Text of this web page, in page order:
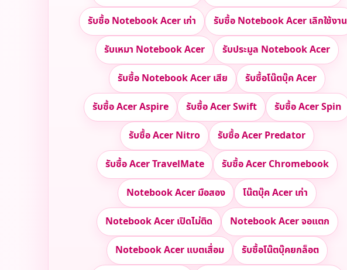
รับซื้อ Notebook Acer เก่า รับซื้อ Notebook Acer เลิกใช้งาน
รับเหมา Notebook Acer รับประมูล Notebook Acer
รับซื้อ Notebook Acer เสีย รับซื้อโน๊ตบุ๊ค Acer
รับซื้อ Acer Aspire รับซื้อ Acer Swift รับซื้อ Acer Spin
รับซื้อ Acer Nitro รับซื้อ Acer Predator
รับซื้อ Acer TravelMate รับซื้อ Acer Chromebook
Notebook Acer มือสอง โน๊ตบุ๊ค Acer เก่า
Notebook Acer เปิดไม่ติด Notebook Acer จอแตก
Notebook Acer แบตเสื่อม รับซื้อโน๊ตบุ๊คยกล็อต